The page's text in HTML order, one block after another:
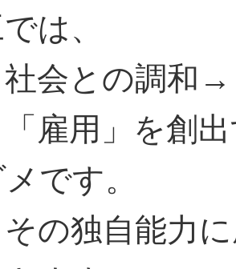
は、
会との調和→
雇用」を創
です。
の独自能力